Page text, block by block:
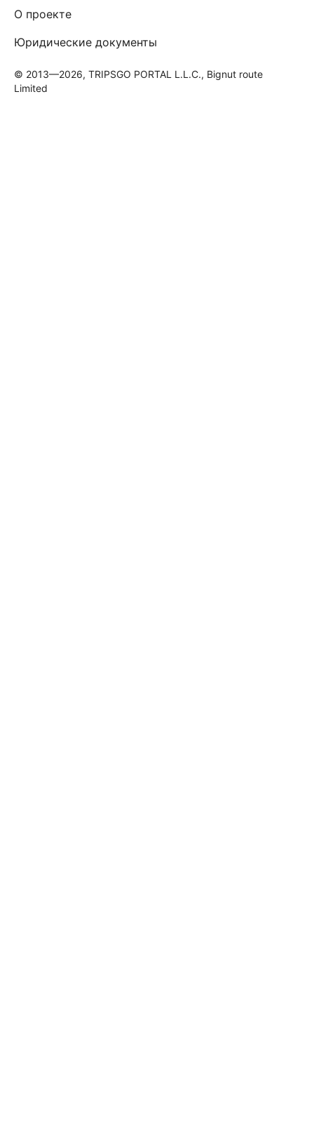
О проекте
Юридические документы
© 2013—2026, TRIPSGO PORTAL L.L.C., Bignut route
Limited